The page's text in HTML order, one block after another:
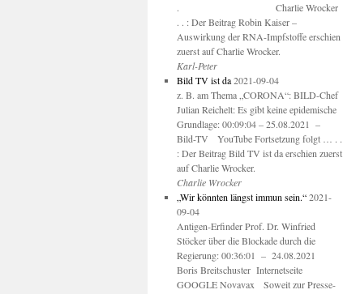
. Charlie Wrocker
. . : Der Beitrag Robin Kaiser –
Auswirkung der RNA-Impfstoffe erschien
zuerst auf Charlie Wrocker.
Karl-Peter
Bild TV ist da 2021-09-04
z. B. am Thema „CORONA“: BILD-Chef
Julian Reichelt: Es gibt keine epidemische
Grundlage: 00:09:04 – 25.08.2021 –
Bild-TV YouTube Fortsetzung folgt … . .
: Der Beitrag Bild TV ist da erschien zuerst
auf Charlie Wrocker.
Charlie Wrocker
„Wir könnten längst immun sein.“ 2021-
09-04
Antigen-Erfinder Prof. Dr. Winfried
Stöcker über die Blockade durch die
Regierung: 00:36:01 – 24.08.2021
Boris Breitschuster Internetseite
GOOGLE Novavax Soweit zur Presse-